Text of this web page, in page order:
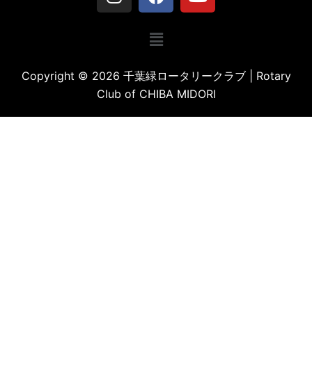
Copyright © 2026 千葉緑ロータリークラブ | Rotary
Club of CHIBA MIDORI